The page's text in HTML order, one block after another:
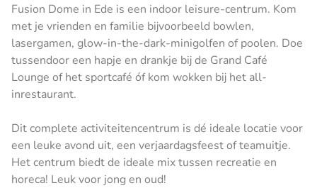
Fusion Dome in Ede is een indoor leisure-centrum. Kom
met je vrienden en familie bijvoorbeeld bowlen,
lasergamen, glow-in-the-dark-minigolfen of poolen. Doe
tussendoor een hapje en drankje bij de Grand Café
Lounge of het sportcafé óf kom wokken bij het all-
inrestaurant.
Dit complete activiteitencentrum is dé ideale locatie voor
een leuke avond uit, een verjaardagsfeest of teamuitje.
Het centrum biedt de ideale mix tussen recreatie en
horeca! Leuk voor jong en oud!